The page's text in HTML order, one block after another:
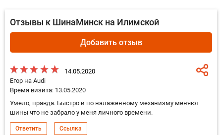
Отзывы к ШинаМинск на Илимской
Добавить отзыв
14.05.2020
Егор на Audi
Время визита: 13.05.2020
Умело, правда. Быстро и по налаженному механизму меняют
шины что не забрало у меня личного времени.
Ответить Ссылка